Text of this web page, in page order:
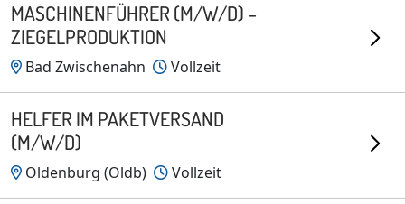
MASCHINENFÜHRER (M/W/D) –
ZIEGELPRODUKTION
Bad Zwischenahn Vollzeit
HELFER IM PAKETVERSAND
(M/W/D)
Oldenburg (Oldb) Vollzeit